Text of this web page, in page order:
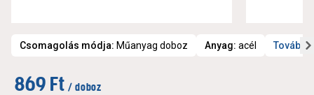
Csomagolás módja: Műanyag doboz Anyag: acél További
869 Ft / doboz